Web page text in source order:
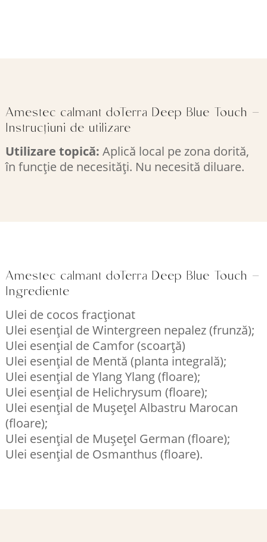
Amestec calmant doTerra Deep Blue Touch –
Instrucțiuni de utilizare
Utilizare topică: Aplică local pe zona dorită,
în funcție de necesități. Nu necesită diluare.
Amestec calmant doTerra Deep Blue Touch –
Ingrediente
Ulei de cocos fracționat
Ulei esențial de Wintergreen nepalez (frunză);
Ulei esențial de Camfor (scoarță)
Ulei esențial de Mentă (planta integrală);
Ulei esențial de Ylang Ylang (floare);
Ulei esențial de Helichrysum (floare);
Ulei esențial de Mușețel Albastru Marocan
(floare);
Ulei esențial de Mușețel German (floare);
Ulei esențial de Osmanthus (floare).